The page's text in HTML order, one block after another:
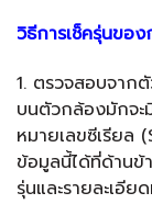
วิธีการเช็ครุ่นขอ
1. ตรวจสอบจาก
บนตัวกล้องมักจะ
หมายเลขซีเรีย
ข้อมูลนี้ได้ที่ด้าน
รุ่นและรายละเอี